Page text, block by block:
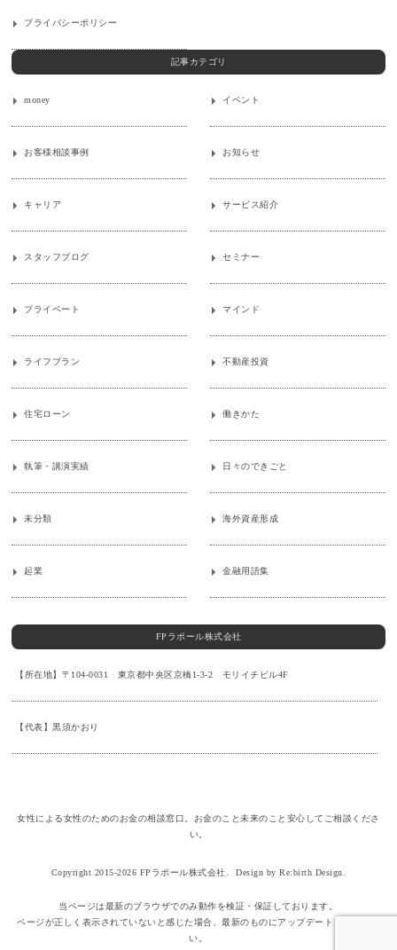
プライバシーポリシー
記事カテゴリ
money イベント
お客様相談事例 お知らせ
キャリア サービス紹介
スタッフブログ セミナー
プライベート マインド
ライフプラン 不動産投資
住宅ローン 働きかた
執筆・講演実績 日々のできごと
未分類 海外資産形成
起業 金融用語集
FPラポール株式会社
【所在地】〒104-0031 東京都中央区京橋1-3-2 モリイチビル4F
【代表】黒須かおり
女性による女性のためのお金の相談窓口。お金のこと未来のこと安心してご相談くださ
い。
Copyright 2015-2026 FPラポール株式会社. Design by Re:birth Design.
当ページは最新のブラウザでのみ動作を検証・保証しております。
ページが正しく表示されていないと感じた場合、最新のものにアップデートしてくださ
い。